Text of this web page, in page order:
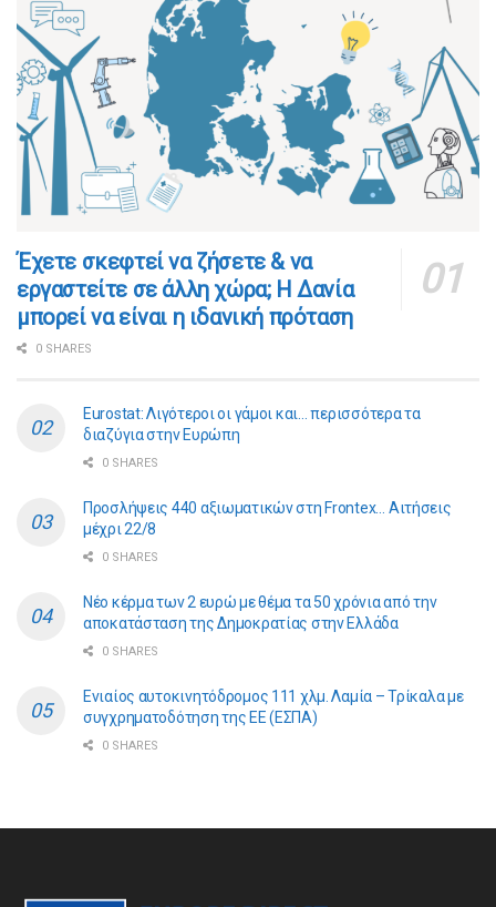
​​Έχετε σκεφτεί να ζήσετε & να
εργαστείτε σε άλλη χώρα; Η Δανία
μπορεί να είναι η ιδανική πρόταση
0 SHARES
Eurostat: Λιγότεροι οι γάμοι και… περισσότερα τα
διαζύγια στην Ευρώπη
0 SHARES
Προσλήψεις 440 αξιωματικών στη Frontex… Αιτήσεις
μέχρι 22/8
0 SHARES
Νέο κέρμα των 2 ευρώ με θέμα τα 50 χρόνια από την
αποκατάσταση της Δημοκρατίας στην Ελλάδα
0 SHARES
Ενιαίος αυτοκινητόδρομος 111 χλμ. Λαμία – Τρίκαλα με
συγχρηματοδότηση της ΕE (ΕΣΠΑ)
0 SHARES